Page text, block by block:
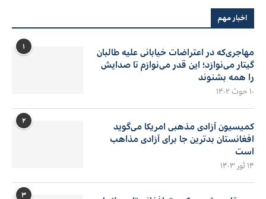
اخبار مهم
۱
مهاجری‌که در اعتراضات خیابانی علیه طالبان
گیتار می‌نوازد؛ این قدر می‌نوازم تا صدایش
را همه بشنوند
۱۰ حوت ۱۴۰۲
۲
کمیسیون آزادی مذهبی امریکا می‌گوید
افغانستان بدترین جا برای آزادی مذاهب
است
۱۴ ثور ۱۴۰۳
۳